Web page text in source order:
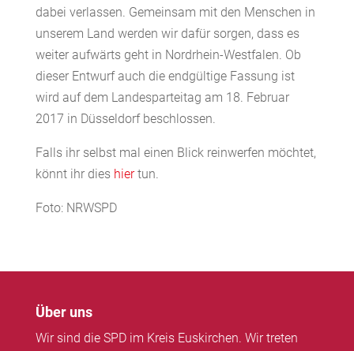
dabei verlassen. Gemeinsam mit den Menschen in
unserem Land werden wir dafür sorgen, dass es
weiter aufwärts geht in Nordrhein-Westfalen. Ob
dieser Entwurf auch die endgültige Fassung ist
wird auf dem Landesparteitag am 18. Februar
2017 in Düsseldorf beschlossen.
Falls ihr selbst mal einen Blick reinwerfen möchtet,
könnt ihr dies hiertun.
Foto: NRWSPD
Über uns
Wir sind die SPD im Kreis Euskirchen. Wir treten